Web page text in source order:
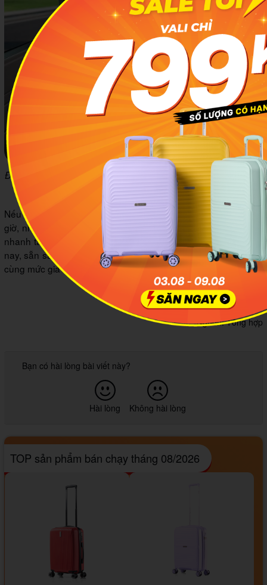
Đầy đủ tiện nghi cùng phục vụ tận tâm chính là điểm cộng của
nhà xe. Ảnh minh họa: Facebook ĐẠI NAM Limousine
Nếu bạn đang tìm kiếm hành trình thoải mái, an toàn và đúng
giờ, những gợi ý trên chắc chắn sẽ là lựa chọn lý tưởng. Hãy
nhanh tay đặt vé xe Limousine Hà Nội Thanh Hóa ngay hôm
nay, sẵn sàng xách balo lên và tận hưởng chuyến đi tiện nghi,
cùng mức giá hợp lý và dịch vụ đón trả tận nơi!
Ngân Nguyễn
Nguồn: Tổng hợp
Bạn có hài lòng bài viết này?
Hài lòng Không hài lòng
TOP sản phẩm bán chạy tháng 08/2026